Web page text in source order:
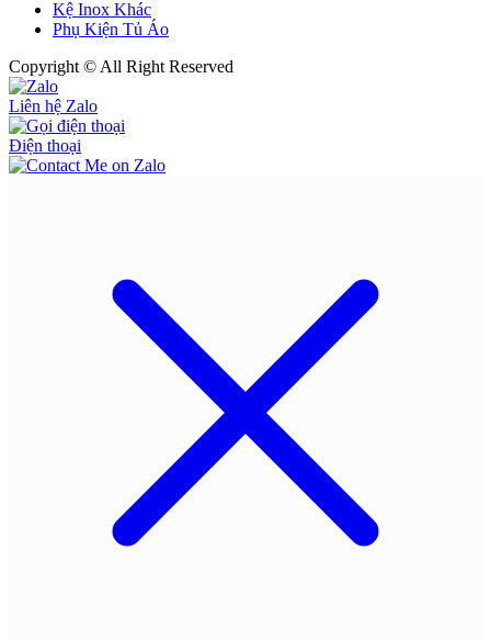
Kệ Inox Khác
Phụ Kiện Tủ Áo
Copyright © All Right Reserved
Liên hệ Zalo
Điện thoại